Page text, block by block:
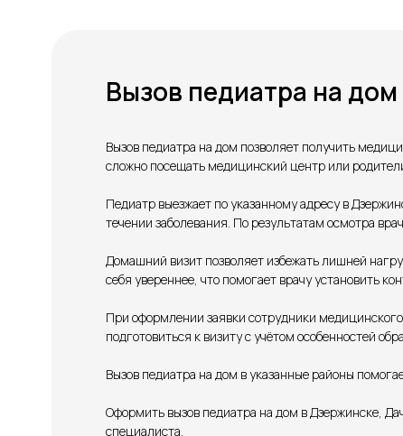
Вызов педиатра на
Вызов педиатра на дом позволяет получить
сложно посещать медицинский центр или
Педиатр выезжает по указанному адресу в
течении заболевания. По результатам осмотра
Домашний визит позволяет избежать лишней
себя увереннее, что помогает врачу установить
При оформлении заявки сотрудники
подготовиться к визиту с учётом особенностей
Вызов педиатра на дом в указанные районы
Оформить вызов педиатра на дом в Дзержинске,
специалиста.